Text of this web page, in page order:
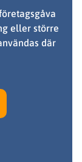
eller större
där